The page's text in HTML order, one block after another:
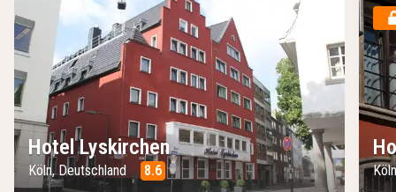
Hotel Lyskirchen
Köln, Deutschland 8.6